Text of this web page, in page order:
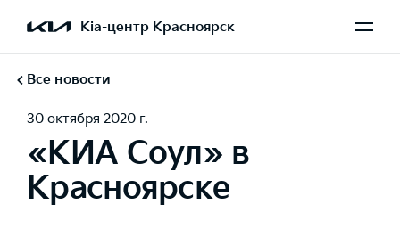
Kia-центр Красноярск
Все новости
30 октября 2020 г.
«КИА Соул» в
Красноярске